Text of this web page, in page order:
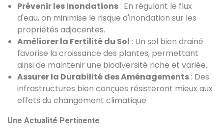
Prévenir les Inondations : En régulant le flux
d'eau, on minimise le risque d'inondation sur les
propriétés adjacentes.
Améliorer la Fertilité du Sol : Un sol bien drainé
favorise la croissance des plantes, permettant
ainsi de maintenir une biodiversité riche et variée.
Assurer la Durabilité des Aménagements : Des
infrastructures bien conçues résisteront mieux aux
effets du changement climatique.
Une Actualité Pertinente